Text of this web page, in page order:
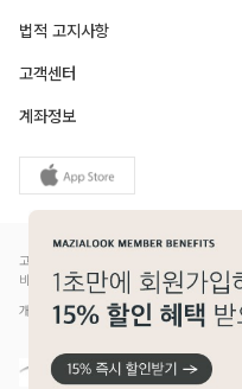
코디걱정없이
법적 고지사항
고객센터
계좌정보
고객님은 안전거래를 위해 현금 등으로
비스를 이용하실 수 있습니다.
개인정보보호배상책임보험(Ⅱ) 가입 - 메